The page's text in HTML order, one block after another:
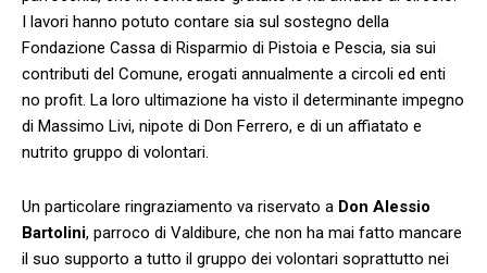
I lavori hanno potuto contare sia sul sostegno della
Fondazione Cassa di Risparmio di Pistoia e Pescia, sia sui
contributi del Comune, erogati annualmente a circoli ed enti
no profit. La loro ultimazione ha visto il determinante impegno
di Massimo Livi, nipote di Don Ferrero, e di un affiatato e
nutrito gruppo di volontari.
Un particolare ringraziamento va riservato a Don Alessio
Bartolini, parroco di Valdibure, che non ha mai fatto mancare
il suo supporto a tutto il gruppo dei volontari soprattutto nei